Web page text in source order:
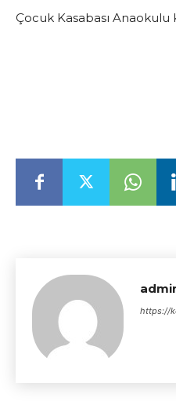
Çocuk Kasabası
https://